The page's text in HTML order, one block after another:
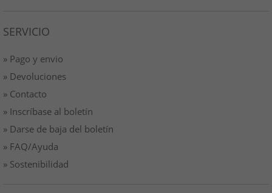
SERVICIO
» Pago y envio
» Devoluciones
» Contacto
» Inscríbase al boletín
» Darse de baja del boletín
» FAQ/Ayuda
» Sostenibilidad